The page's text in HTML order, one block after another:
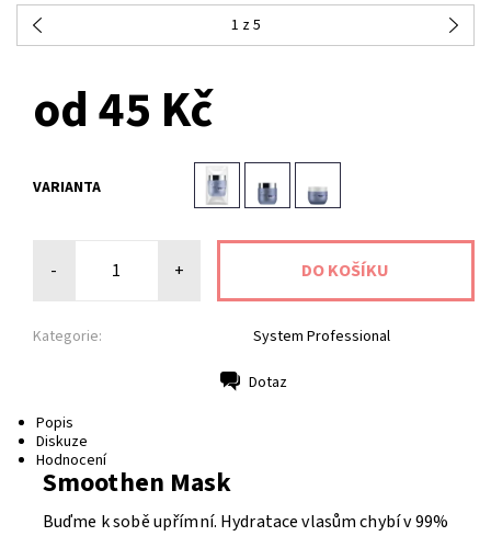
1 z 5
od 45 Kč
VARIANTA
- +
Kategorie: System Professional
Dotaz
Popis
Diskuze
Hodnocení
Smoothen Mask
Buďme k sobě upřímní. Hydratace vlasům chybí v 99%